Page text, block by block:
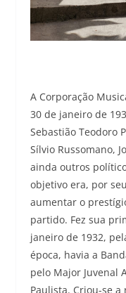
A Corporação
30 de janeiro de
Sebastião Teodoro
Sílvio Russomano,
ainda outros
objetivo era, por
aumentar o
partido. Fez sua
janeiro de 1932,
época, havia a
pelo Major Juvenal
Paulista. Criou-se